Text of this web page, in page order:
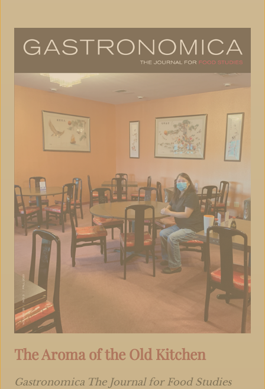
The Aroma of the Old Kitchen
Gastronomica The Journal for Food Studies